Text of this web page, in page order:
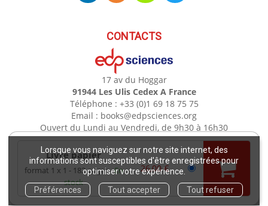
Lorsque vous naviguez sur notre site internet, des
informations sont susceptibles d'être enregistrées pour
optimiser votre expérience.
Préférences
Tout accepter Tout refuser
Livre papier
format 1 x 1 182 pages En
stock
26,00 €
CONTACTS
17 av du Hoggar
91944 Les Ulis Cedex A France
Téléphone : +33 (0)1 69 18 75 75
Email : books@edpsciences.org
Ouvert du Lundi au Vendredi, de 9h30 à 16h30
Mentions légales
Copyright EDP 2021